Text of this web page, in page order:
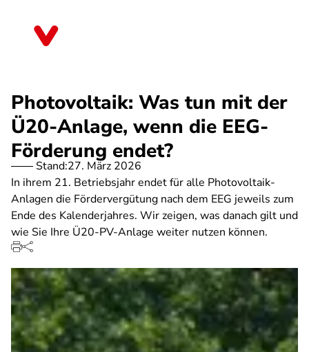
Photovoltaik: Was tun mit der
Ü20-Anlage, wenn die EEG-
Förderung endet?
Stand:27. März 2026
In ihrem 21. Betriebsjahr endet für alle Photovoltaik-
Anlagen die Fördervergütung nach dem EEG jeweils zum
Ende des Kalenderjahres. Wir zeigen, was danach gilt und
wie Sie Ihre Ü20-PV-Anlage weiter nutzen können.